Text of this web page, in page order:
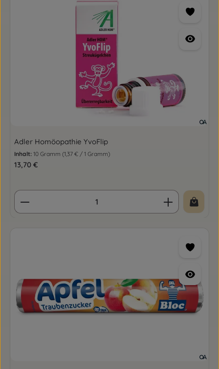
Adler Homöopathie YvoFlip
Inhalt: 10 Gramm (1,37 € / 1 Gramm)
Regulärer Preis:
13,70 €
Produkt Anzahl: Gib den gewünschten Wert